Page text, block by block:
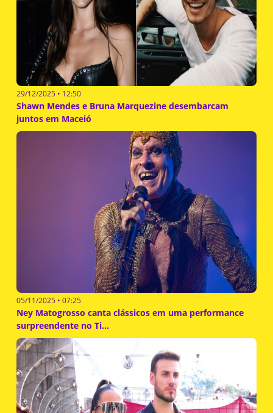
29/12/2025 • 12:50
Shawn Mendes e Bruna Marquezine desembarcam
juntos em Maceió
05/11/2025 • 07:25
Ney Matogrosso canta clássicos em uma performance
surpreendente no Ti...